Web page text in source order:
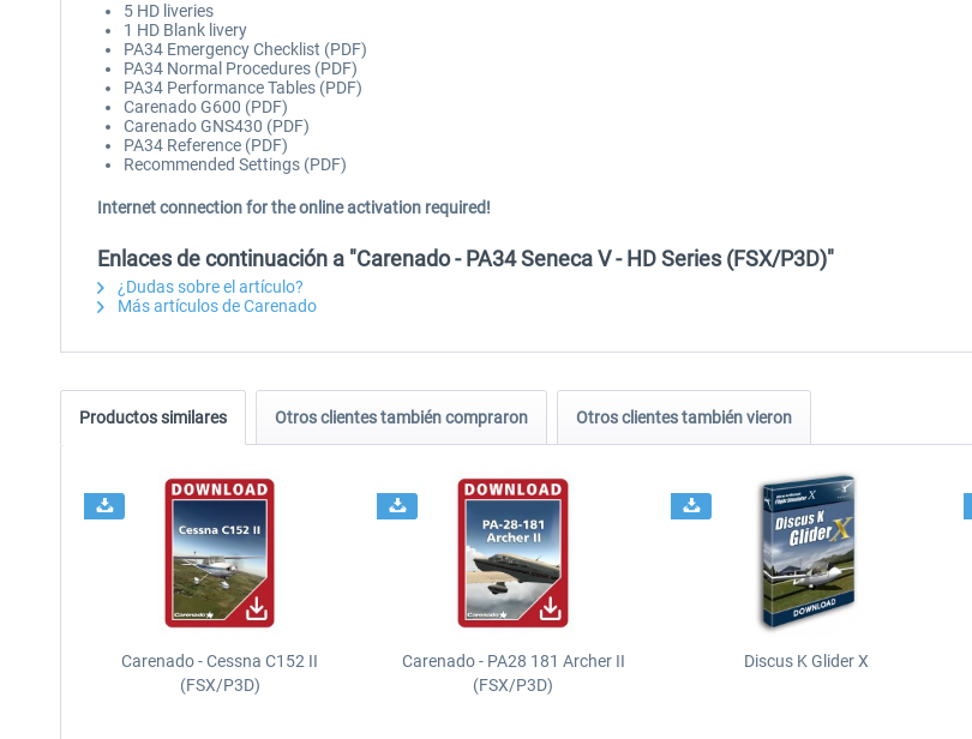
5 HD liveries
1 HD Blank livery
PA34 Emergency Checklist (PDF)
PA34 Normal Procedures (PDF)
PA34 Performance Tables (PDF)
Carenado G600 (PDF)
Carenado GNS430 (PDF)
PA34 Reference (PDF)
Recommended Settings (PDF)
Internet connection for the online activation required!
Enlaces de continuación a "Carenado - PA34 Seneca V - HD Series (FSX/P3D)"
¿Dudas sobre el artículo?
Más artículos de Carenado
Productos similares Otros clientes también compraron Otros clientes también vieron
Carenado - Cessna C152 II
(FSX/P3D)
Carenado - PA28 181 Archer II
(FSX/P3D)
Discus K Glider X